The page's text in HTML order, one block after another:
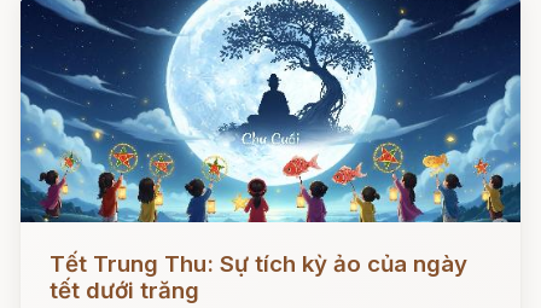
Đọc ngay
Tết Trung Thu: Sự tích kỳ ảo của ngày
tết dưới trăng